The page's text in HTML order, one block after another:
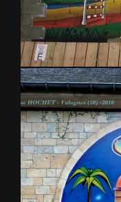
Poney Club